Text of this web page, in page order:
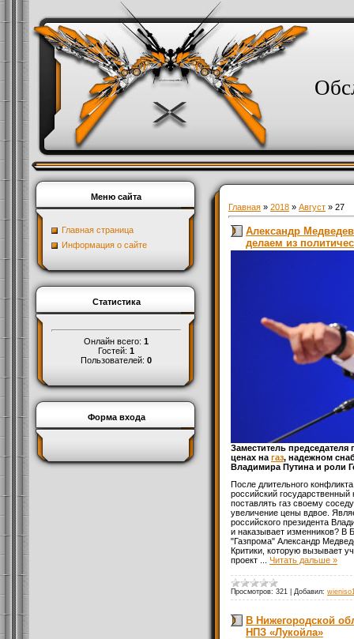
Меню сайта
Главная страница
Информация о сайте
Статистика
Онлайн всего: 1
Гостей: 1
Пользователей: 0
Форма входа
Главная » 2018 » Август » 27
Александр
делаем из
Заместитель
ценах на газ, надежном
Владимира Путина и роли
После длительного
российский
поставлять газ своему
увеличение цены вдвое.
российского президента
и наказывает изменников? В
"Газпрома" Александр
Критики, которую вызывает
проект
Читать дальше »
Просмотров: 321 Добавил:
В Нижегородской
НПЗ «Лукойла»